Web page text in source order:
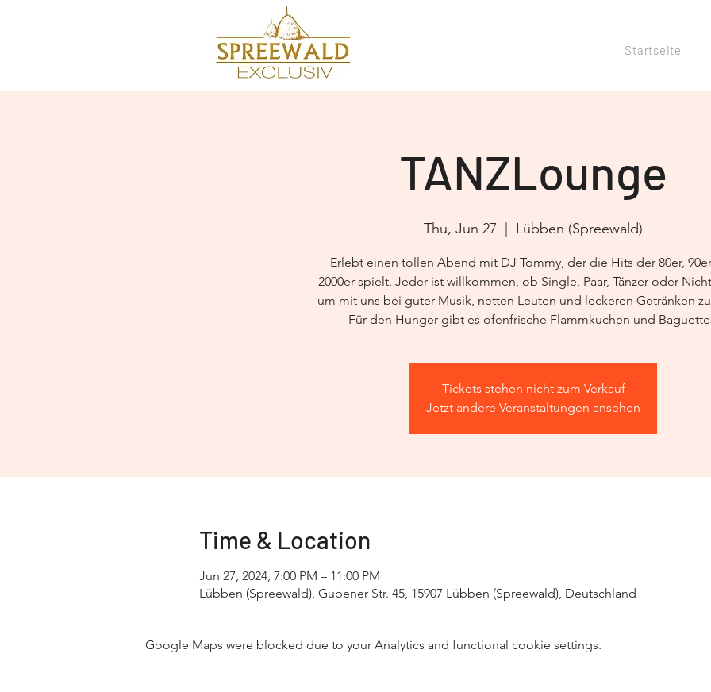
Startseite
TANZLounge
Thu, Jun 27 Lübben (Spreewald)
Erlebt einen tollen Abend mit DJ Tommy, der die Hits der 80er,
2000er spielt. Jeder ist willkommen, ob Single, Paar, Tänzer oder
um mit uns bei guter Musik, netten Leuten und leckeren Getränken
Für den Hunger gibt es ofenfrische Flammkuchen und
Tickets stehen nicht zum Verkauf
Jetzt andere Veranstaltungen ansehen
Time & Location
Jun 27, 2024, 7:00 PM – 11:00 PM
Lübben (Spreewald), Gubener Str. 45, 15907 Lübben (Spreewald), Deutschland
Google Maps were blocked due to your Analytics and functional cookie settings.